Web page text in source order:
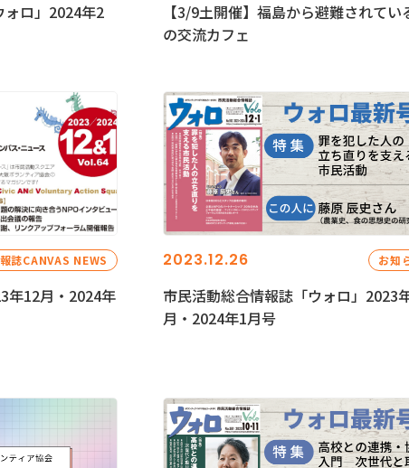
ォロ」2024年2
【3/9土開催】福島から避難されてい
の交流カフェ
誌CANVAS NEWS
年12月・2024年
2023.12.26 お知
市民活動総合情報誌「ウォロ」2023
月・2024年1月号